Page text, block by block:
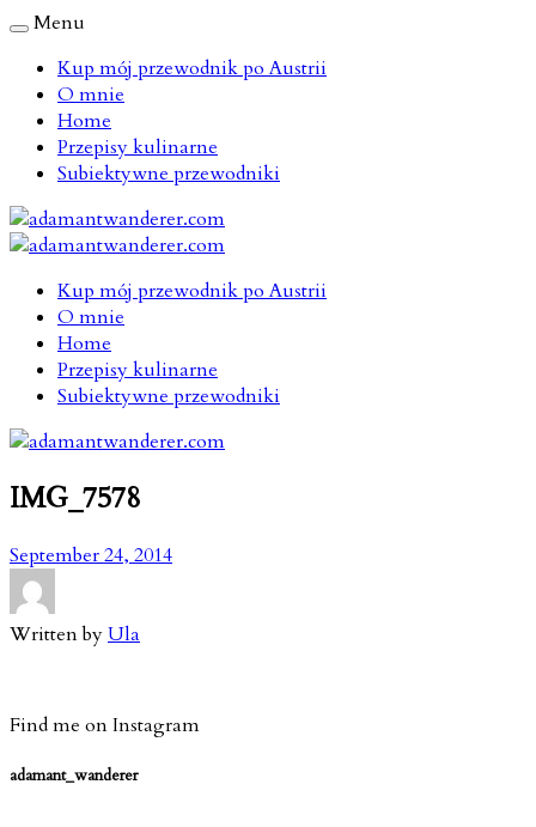
Menu
Kup mój przewodnik po Austrii
O mnie
Home
Przepisy kulinarne
Subiektywne przewodniki
Kup mój przewodnik po Austrii
O mnie
Home
Przepisy kulinarne
Subiektywne przewodniki
IMG_7578
September 24, 2014
Written byUla
Find me on Instagram
adamant_wanderer